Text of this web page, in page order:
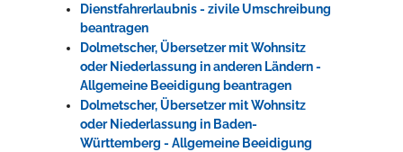
Dienstfahrerlaubnis - zivile Umschreibung
beantragen
Dolmetscher, Übersetzer mit Wohnsitz
oder Niederlassung in anderen Ländern -
Allgemeine Beeidigung beantragen
Dolmetscher, Übersetzer mit Wohnsitz
oder Niederlassung in Baden-
Württemberg - Allgemeine Beeidigung